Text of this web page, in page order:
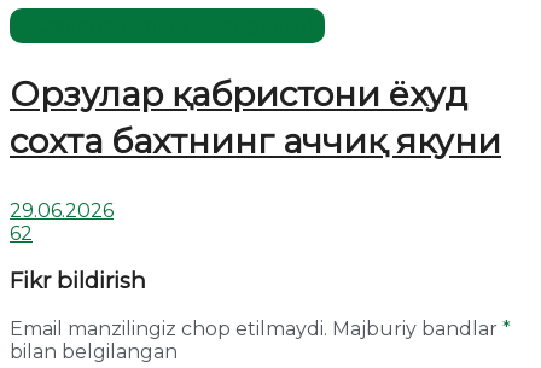
Орзулар қабристони ёхуд
сохта бахтнинг аччиқ якуни
29.06.2026
62
Fikr bildirish
Email manzilingiz chop etilmaydi. Majburiy bandlar *
bilan belgilangan